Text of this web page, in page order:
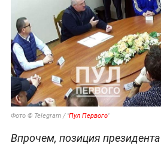
Фото © Telegram / "Пул Первого"
Впрочем, позиция